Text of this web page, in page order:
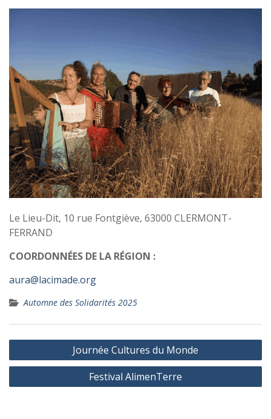
Le Lieu-Dit, 10 rue Fontgiève, 63000 CLERMONT-
FERRAND
COORDONNÉES DE LA RÉGION :
aura@lacimade.org
Automne des Solidarités 2025
Navigation
de
Journée Cultures du Monde
Festival AlimenTerre